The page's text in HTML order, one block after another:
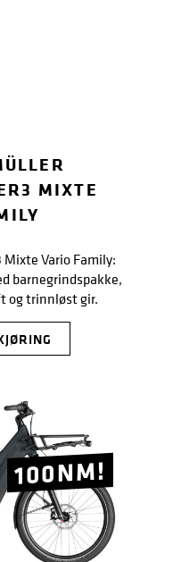
MIXTE
Vario Family:
barnegrindspakke,
og trinnløst gir.
100NM!